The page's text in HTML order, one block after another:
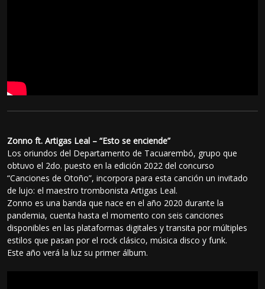
Zonno ft. Artigas Leal – “Esto se enciende”
Los oriundos del Departamento de Tacuarembó, grupo que
obtuvo el 2do. puesto en la edición 2022 del concurso
“Canciones de Otoño”, incorpora para esta canción un invitado
de lujo: el maestro trombonista Artigas Leal.
Zonno es una banda que nace en el año 2020 durante la
pandemia, cuenta hasta el momento con seis canciones
disponibles en las plataformas digitales y transita por múltiples
estilos que pasan por el rock clásico, música disco y funk.
Este año verá la luz su primer álbum.